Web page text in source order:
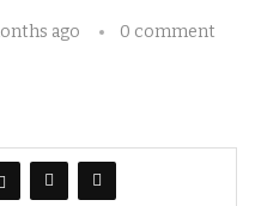
ago
0 comment